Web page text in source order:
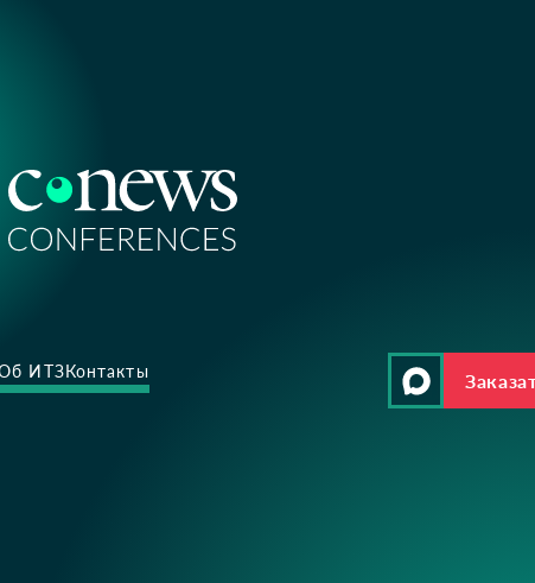
ИТЗКонтакты